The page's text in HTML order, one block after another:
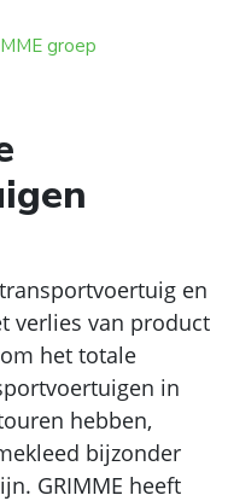
groep
en
verlies van product
het totale
in
hebben,
bijzonder
GRIMME heeft